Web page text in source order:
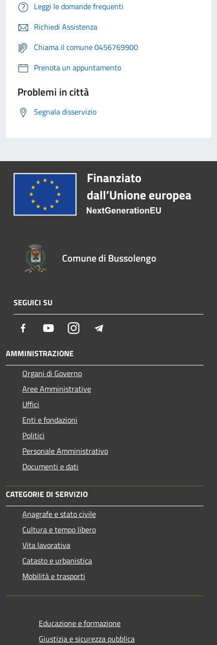
Leggi le domande frequenti
Richiedi Assistenza
Chiama il comune 0456769900
Prenota un appuntamento
Problemi in città
Segnala disservizio
Comune di Bussolengo
SEGUICI SU
Facebook YoutubeInstagram
AMMINISTRAZIONE
Organi di Governo
Aree Amministrative
Uffici
Enti e fondazioni
Politici
Personale Amministrativo
Documenti e dati
CATEGORIE DI SERVIZIO
Anagrafe e stato civile
Cultura e tempo libero
Vita lavorativa
Catasto e urbanistica
Mobilità e trasporti
Educazione e formazione
Giustizia e sicurezza pubblica